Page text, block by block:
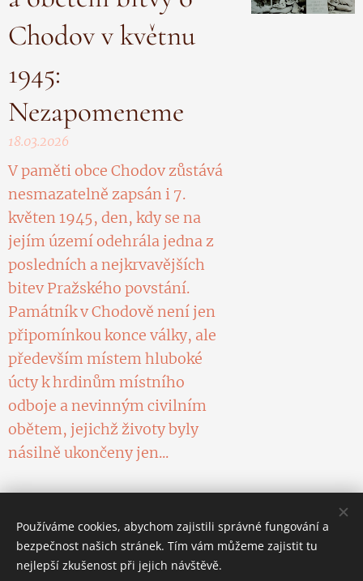
Chodov v květnu
1945:
Nezapomeneme
18.03.2026
V paměti obce Chodov zůstává
nesmazatelně zapsán i 7.
květen 1945, den, kdy se na
jejím území odehrála jedna z
posledních a nejkrvavějších
bitev Pražského povstání.
Památník v Chodově není jen
připomínkou konce války, ale
především místem hluboké
úcty k hrdinům místního
odboje a nevinným civilním
obětem, jejichž životy byly
násilně ukončeny jen...
Používáme cookies, abychom zajistili správné fungování a
bezpečnost našich stránek. Tím vám můžeme zajistit tu
nejlepší zkušenost při jejich návštěvě.